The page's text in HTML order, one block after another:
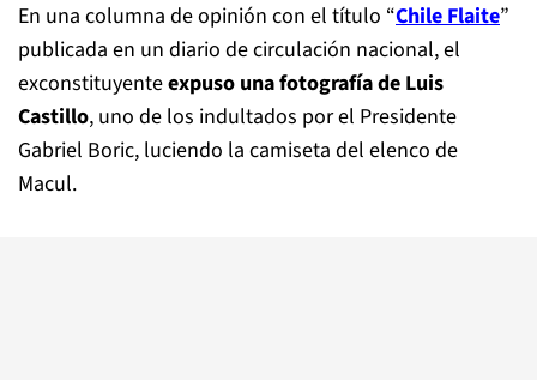
En una columna de opinión con el título “Chile Flaite”
publicada en un diario de circulación nacional, el
exconstituyenteexpuso una fotografía de Luis
Castillo, uno de los indultados por el Presidente
Gabriel Boric, luciendo la camiseta del elenco de
Macul.